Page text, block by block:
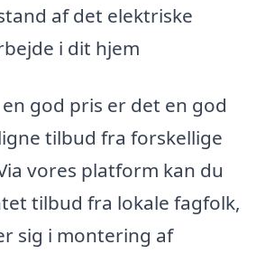
af det elektriske
i dit hjem
god pris er det en god
tilbud fra forskellige
vores platform kan du
tilbud fra lokale fagfolk,
sig i montering af